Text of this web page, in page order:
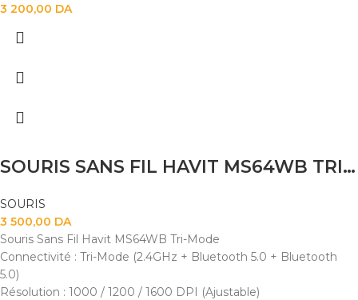
3 200,00 DA
SOURIS SANS FIL HAVIT MS64WB TRI-MODE WIRELESS
SOURIS
3 500,00 DA
Souris Sans Fil Havit MS64WB Tri-Mode
Connectivité : Tri-Mode (2.4GHz + Bluetooth 5.0 + Bluetooth
5.0)
Résolution : 1000 / 1200 / 1600 DPI (Ajustable)